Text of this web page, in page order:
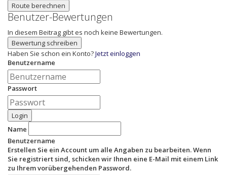
Route berechnen
Benutzer-Bewertungen
In diesem Beitrag gibt es noch keine Bewertungen.
Bewertung schreiben
Haben Sie schon ein Konto?Jetzt einloggen
Benutzername
Passwort
Login
Name
Benutzername
Erstellen Sie ein Account um alle Angaben zu bearbeiten. Wenn
Sie registriert sind, schicken wir Ihnen eine E-Mail mit einem Link
zu Ihrem vorübergehenden Password.